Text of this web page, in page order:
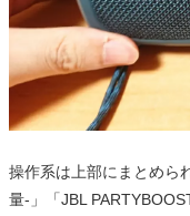
操作系は上部にまとめら
量-」「JBL